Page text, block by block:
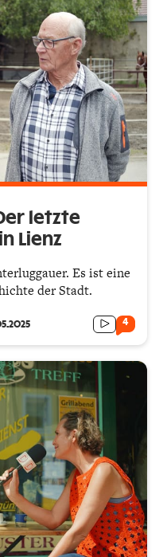
letzte
Lienz
Es ist eine
der Stadt.
4